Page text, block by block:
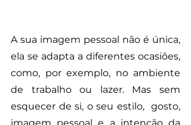
A sua imagem pessoal não é única,
ela se adapta a diferentes ocasiões,
como, por exemplo, no ambiente
de trabalho ou lazer. Mas sem
esquecer de si, o seu estilo,  gosto,
imagem pessoal e a intenção da